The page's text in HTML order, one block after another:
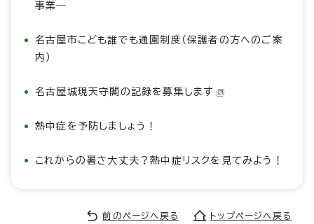
事業―
名古屋市こども誰でも通園制度（保護者の方へのご案
内）
名古屋城現天守閣の記録を募集します
熱中症を予防しましょう！
これからの暑さ大丈夫？熱中症リスクを見てみよう！
前のページへ戻る トップページへ戻る